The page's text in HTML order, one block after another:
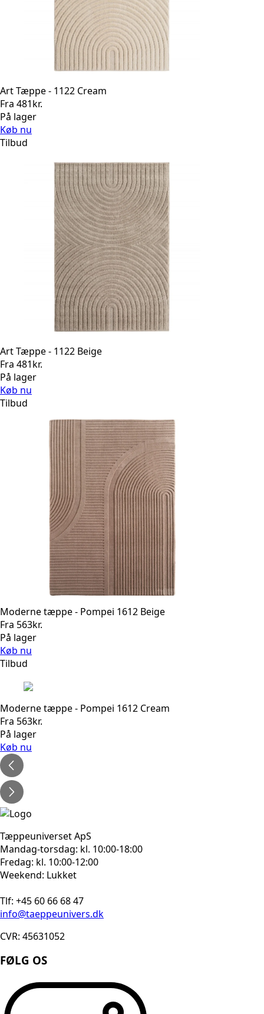
Art Tæppe - 1122 Cream
Fra 481kr.
På lager
Køb nu
Tilbud
Art Tæppe - 1122 Beige
Fra 481kr.
På lager
Køb nu
Tilbud
Moderne tæppe - Pompei 1612 Beige
Fra 563kr.
På lager
Køb nu
Tilbud
Moderne tæppe - Pompei 1612 Cream
Fra 563kr.
På lager
Køb nu
Tæppeuniverset ApS
Mandag-torsdag: kl. 10:00-18:00
Fredag: kl. 10:00-12:00
Weekend: Lukket
Tlf: +45 60 66 68 47
info@taeppeunivers.dk
CVR: 45631052
FØLG OS